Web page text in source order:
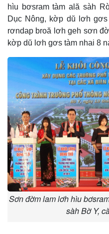
hìu bơsram tàm ală sàh
Dục Nông, kờp dŭ lơh
rơndap broă lơh geh sơn
kờp dŭ lơh gơs tàm nhai 8
Sơn đờm lam lơh hìu
sàh Bờ Y,